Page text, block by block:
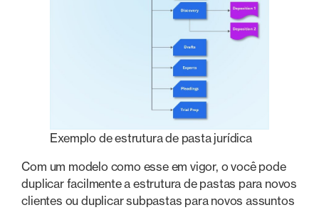
Exemplo de estrutura de pasta jurídica
Com um modelo como esse em vigor, o você pode
duplicar facilmente a estrutura de pastas para novos
clientes ou duplicar subpastas para novos assuntos